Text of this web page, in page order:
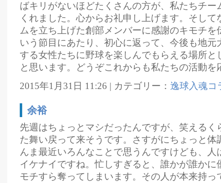
ばキリがないほどたくさんの方が、私たちチー
くれました。心からお礼申し上げます。そし
ムを立ち上げた創部メンバーに感謝のキモチを
いう節目にあたり、初心に返って、今後も地元
する女性たちに野球を楽しんでもらえる場所と
と思います。どうぞこれからも私たちの活動を
2015年1月31日 11:26 | カテゴリー： 逸球入魂コ
余裕
先週はちょっとマシだったんですが、笑えるく
た舞い戻って来そうです。さすがにちょっと体
んま最近いろんなことで思うんですけども、人
イケナイですね。忙しすぎると、誰かが誰かに
モチすら奪ってしまいます。その人が本来持っ